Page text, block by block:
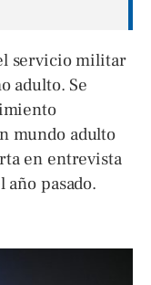
servicio militar
adulto. Se
mundo adulto
en entrevista
pasado.